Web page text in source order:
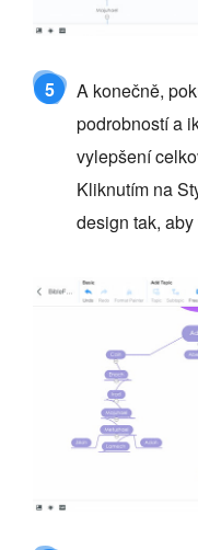
5
A konečně,
podrobností a
vylepšení
Kliknutím na
design tak,